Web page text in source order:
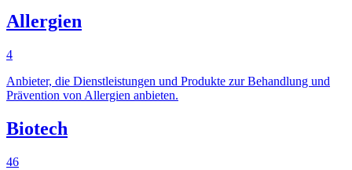
Allergien
4
Anbieter, die Dienstleistungen und Produkte zur Behandlung und
Prävention von Allergien anbieten.
Biotech
46